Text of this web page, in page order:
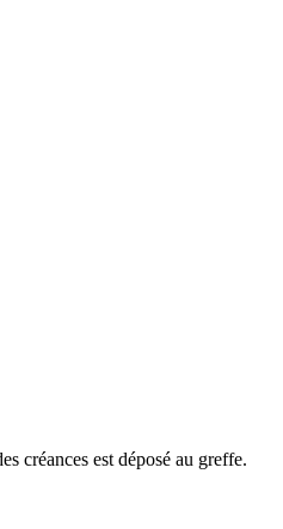
créances est déposé au greffe.